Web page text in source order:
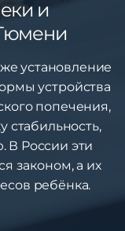
и
установление
устройства
попечения,
стабильность,
В России эти
законом, а их
ребёнка.